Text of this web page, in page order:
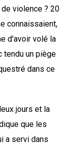
violence ? 20
connaissaient,
d'avoir volé la
tendu un piège
dans ce
jours et la
que les
a servi dans